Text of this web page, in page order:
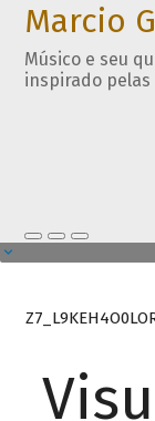
Marcio
Músico e seu
inspirado pelas